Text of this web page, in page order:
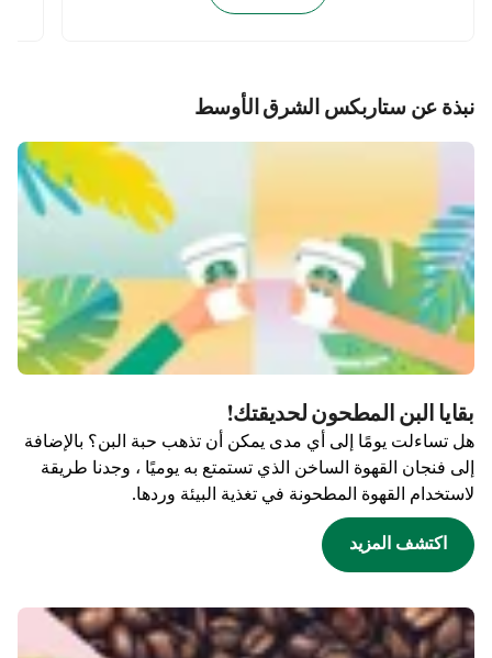
نبذة عن ستاربكس الشرق الأوسط
بقايا البن المطحون لحديقتك!
هل تساءلت يومًا إلى أي مدى يمكن أن تذهب حبة البن؟ بالإضافة
إلى فنجان القهوة الساخن الذي تستمتع به يوميًا ، وجدنا طريقة
لاستخدام القهوة المطحونة في تغذية البيئة وردها.
اكتشف المزيد